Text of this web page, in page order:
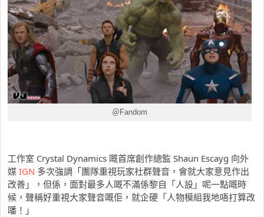
＠Fandom
工作室 Crystal Dynamics 嘅首席創作總監 Shaun Escayg 向外
媒 IGN 多次強調「團隊重視玩家社群聲音，會就大家意見作出
改善」，但係，面對最多人嘅不滿係黎自「人設」呢一點嘅時
候，聲稱好重視大家聲音嘅佢，就企硬「人物模組我地唔打算改
噃！」